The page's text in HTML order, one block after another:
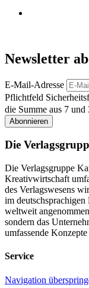
Newsletter
E-Mail-Adresse
Pflichtfeld
die Summe aus 7 und
Abonnieren
Die
Die Verlagsgruppe
Kreativwirtschaft
des Verlagswesens
im deutschsprachigen
weltweit
sondern das
umfassende
Service
Navigation